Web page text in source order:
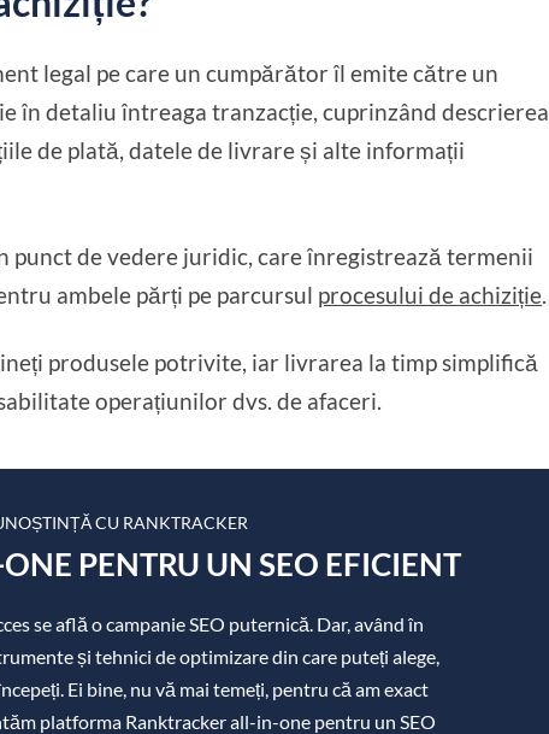
legal pe care un cumpărător îl emite către un
în detaliu întreaga tranzacție, cuprinzând descrierea
de plată, datele de livrare și alte informații
punct de vedere juridic, care înregistrează termenii
ambele părți pe parcursul procesului de achiziție
produsele potrivite, iar livrarea la timp simplifică
operațiunilor dvs. de afaceri.
CU RANKTRACKER
PENTRU UN SEO EFICIENT
se află o campanie SEO puternică. Dar, având în
și tehnici de optimizare din care puteți alege,
Ei bine, nu vă mai temeți, pentru că am exact
platforma Ranktracker all-in-one pentru un SEO